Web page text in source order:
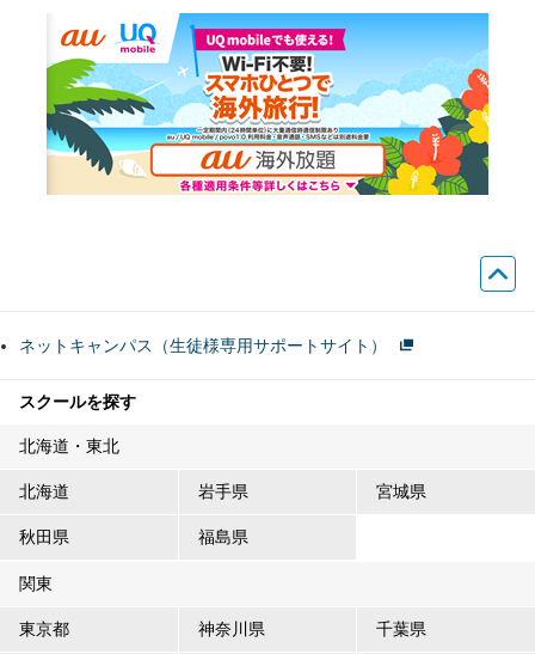
ネットキャンパス（生徒様専用サポートサイト）
スクールを探す
北海道・東北
北海道 岩手県 宮城県
秋田県 福島県
関東
東京都 神奈川県 千葉県